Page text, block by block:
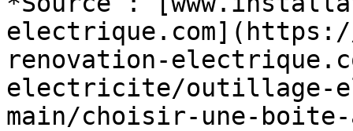
renovation-
electricite/outillage-
main/choisir-une-